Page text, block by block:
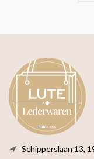
Schipperslaan 13,